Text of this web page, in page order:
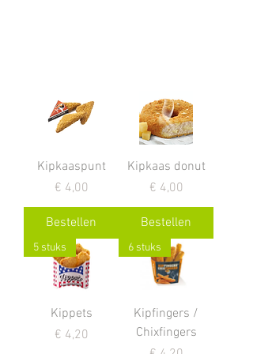
Kipkaaspunt
Prijs
€ 4,00
Bestellen
Kipkaas donut
Prijs
€ 4,00
Bestellen
5 stuks
Kippets
Prijs
€ 4,20
6 stuks
Kipfingers /
Chixfingers